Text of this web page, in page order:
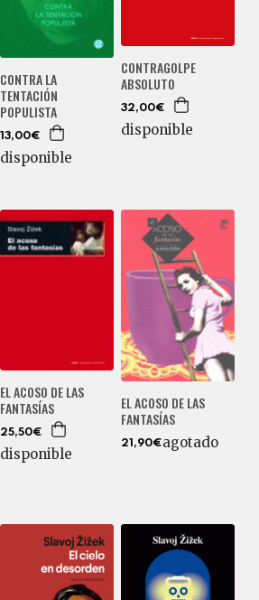
CONTRA LA
TENTACIÓN
POPULISTA
13,00€
disponible
CONTRAGOLPE
ABSOLUTO
32,00€
disponible
EL ACOSO DE LAS
FANTASÍAS
25,50€
disponible
EL ACOSO DE LAS
FANTASÍAS
21,90€agotado